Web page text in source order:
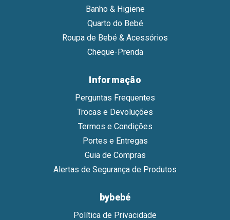
Banho & Higiene
Quarto do Bebé
Roupa de Bebé & Acessórios
Cheque-Prenda
Informação
Perguntas Frequentes
Trocas e Devoluções
Termos e Condições
Portes e Entregas
Guia de Compras
Alertas de Segurança de Produtos
bybebé
Política de Privacidade